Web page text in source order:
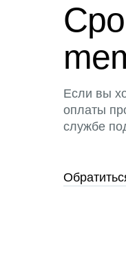
Если вы
оплаты
службе